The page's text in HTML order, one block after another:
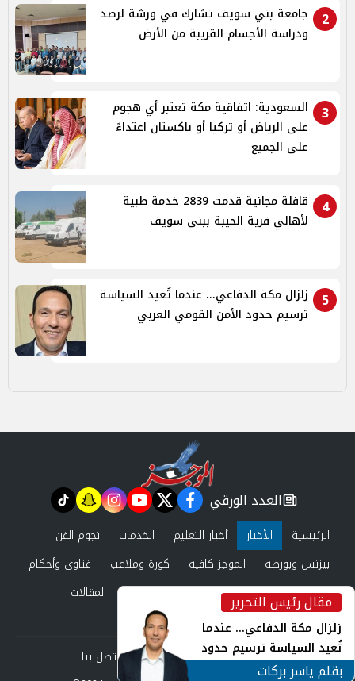
2
جامعة بني سويف تشارك في ورشة لرصد
ودراسة الأجسام القريبة من الأرض
3
السعودية: اتفاقية مكة تعتبر أي هجوم
على الرياض أو تركيا أو باكستان اعتداءً
على الجميع
4
قافلة مجانية قدمت 2839 خدمة طبية
لأهالي قرية الحيبة ببنى سويف
5
زلزال مكة الدفاعي... عندما تُعيد السياسة
ترسيم حدود الأمن القومي العربي
مقال رئيس التحرير
زلزال مكة الدفاعي... عندما
تُعيد السياسة ترسيم حدود
الأمن القومي العربي
بقلم ياسر بركات
newspaper
العدد الورقي facebook
twitter
youtube
instagram
snapchat
tiktok
الرئيسية الأخبار أخبار التعليم الخدمات
نجوم الفن
بيزنس وبورصة
الموجز كافية كورة وملاعب
فتاوى وأحكام
صحة وجمال
عرب وعالم حوادث ومحاكم
المقالات
العدد الورقي
من نحن
سياسة الخصوصية اتصل بنا